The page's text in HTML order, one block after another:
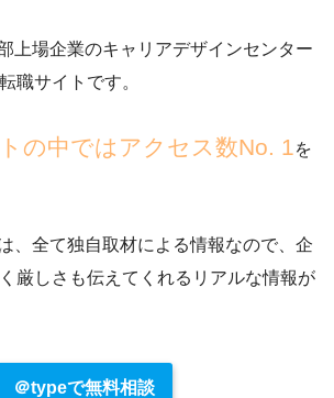
上場企業のキャリアデザインセンター
職サイトです。
の中ではアクセス数No. 1を
、全て独自取材による情報なので、 企
厳しさも伝えてくれるリアルな情報が
＠typeで無料相談